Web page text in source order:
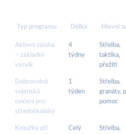
Typ programu Délka Hlavní
Aktivní záloha
– základní
výcvik
4
týdny
Střelba,
taktika,
přežití
Dobrovolná
vojenská
cvičení pro
středoškoláky
1
týden
Střelba,
granáty,
pomoc
Kroužky při
Celý
Střelba,